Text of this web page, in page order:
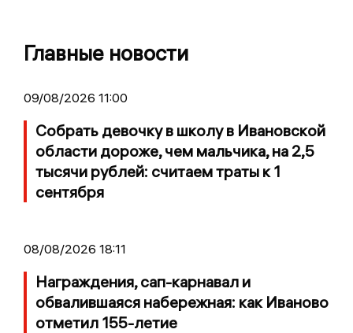
Главные новости
09/08/2026 11:00
Собрать девочку в школу в Ивановской
области дороже, чем мальчика, на 2,5
тысячи рублей: считаем траты к 1
сентября
08/08/2026 18:11
Награждения, сап-карнавал и
обвалившаяся набережная: как Иваново
отметил 155-летие